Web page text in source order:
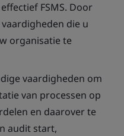
FSMS. Door
die u
organisatie te
vaardigheden om
van processen op
en daarover te
audit start,